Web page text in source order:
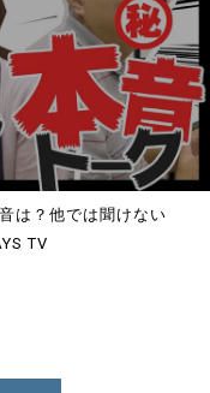
は？他では聞けない
TV